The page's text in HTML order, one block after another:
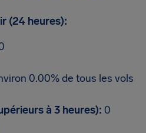
(24 heures):
0.00% de tous les vols
à 3 heures): 0